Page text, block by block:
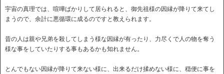
宇宙の真理では、喧嘩ばかりして居られると、御先祖様の因縁が降りて来てし
まうので、余計に悪循環に成るのですと教えられます。
昔の人は親や兄弟を殺してしまう様な因縁が有ったり、力尽くで人の物を奪う
様な事をしていたりする事もあるかも知れません。
とんでもない因縁が降りて来ない様に、出来るだけ揉めない様に、穏便に事を